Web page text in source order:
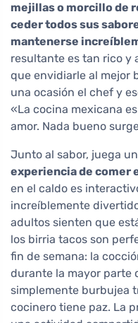
mejillas o morcillo de
ceder todos sus
mantenerse
resultante es tan rico y
que envidiarle al mejor
una ocasión el chef y
«La cocina mexicana
amor. Nada bueno
Junto al sabor, juega
experiencia de comer
en el caldo es
increíblemente
adultos sienten que
los birria tacos son
fin de semana: la
durante la mayor parte
simplemente burbujea
cocinero tiene paz. La